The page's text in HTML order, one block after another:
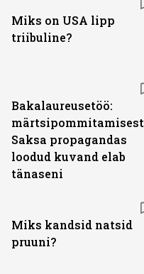
Miks on USA lipp
triibuline?
Bakalaureusetöö:
märtsipommitamisest
Saksa propagandas
loodud kuvand elab
tänaseni
Miks kandsid natsid
pruuni?